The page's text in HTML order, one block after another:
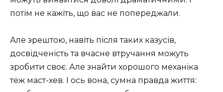
потім не кажіть, що вас не попереджали.
Але зрештою, навіть після таких казусів,
досвідченість та вчасне втручання можуть
зробити своє. Але знайти хорошого механіка
теж маст-хев. І ось вона, сумна правда життя: